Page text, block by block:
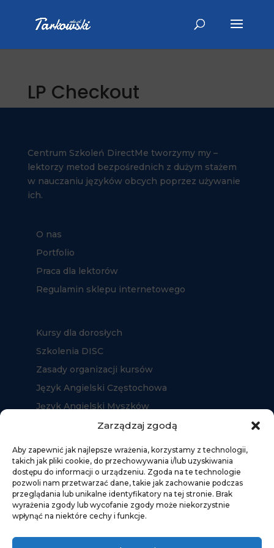
Zarządzaj zgodą
Aby zapewnić jak najlepsze wrażenia, korzystamy z technologii,
takich jak pliki cookie, do przechowywania i/lub uzyskiwania
dostępu do informacji o urządzeniu. Zgoda na te technologie
pozwoli nam przetwarzać dane, takie jak zachowanie podczas
przeglądania lub unikalne identyfikatory na tej stronie. Brak
wyrażenia zgody lub wycofanie zgody może niekorzystnie
wpłynąć na niektóre cechy i funkcje.
LP Checkout
Centrum Szkoleń DirectMe tworzymy my –
lektorzy metod bezpośrednich z dużym stażem
w nauczaniu języków obcych poprzez używanie
ich.
O nas
Portfolio
Praca dla lektorów
Regulamin sklepu internetowego
Kursy dla dorosłych
Szkolenia DISC
Zasady organizacji kursów
Język Angielski Częstochowa
Język Angielski Myszków
Język Angielski Kłobuck